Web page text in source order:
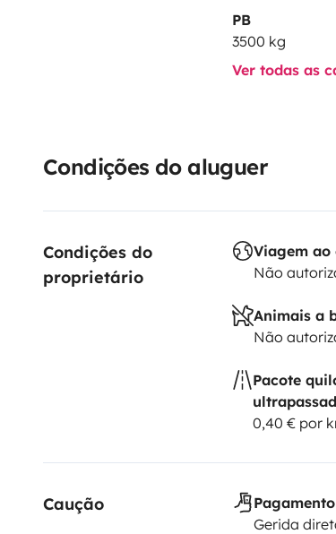
PB
3500 kg
Ver todas as
Condições do aluguer
Condições do
proprietário
Viagem ao
Não
Animais a
Não
Pacote
0,40 € por
Caução
Gerida